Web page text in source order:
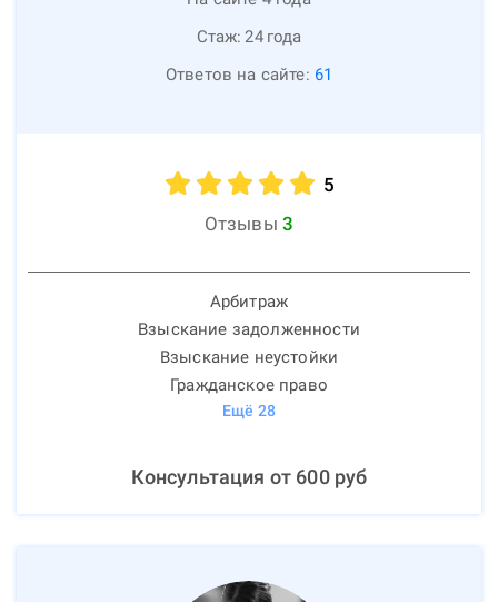
Стаж: 24 года
Ответов на сайте: 61
5
Отзывы 3
Арбитраж
Взыскание задолженности
Взыскание неустойки
Гражданское право
Ещё 28
Консультация от 600руб